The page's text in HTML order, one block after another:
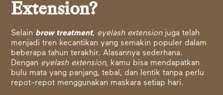
Extension?
Selain brow treatment, eyelash extensionjuga telah
menjadi tren kecantikan yang semakin populer dalam
beberapa tahun terakhir. Alasannya sederhana.
Dengan eyelash extension, kamu bisa mendapatkan
bulu mata yang panjang, tebal, dan lentik tanpa perlu
repot-repot menggunakan maskara setiap hari.